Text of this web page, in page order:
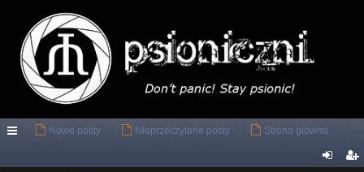
Nowe posty Nieprzeczytane posty Strona główna